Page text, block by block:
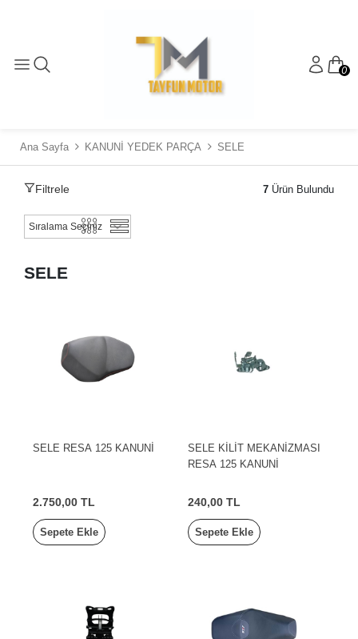
0
Ana Sayfa KANUNİ YEDEK PARÇA SELE
Filtrele 7 Ürün Bulundu
SELE
SELE RESA 125 KANUNİ
2.750,00 TL
Sepete Ekle
SELE KİLİT MEKANİZMASI
RESA 125 KANUNİ
240,00 TL
Sepete Ekle